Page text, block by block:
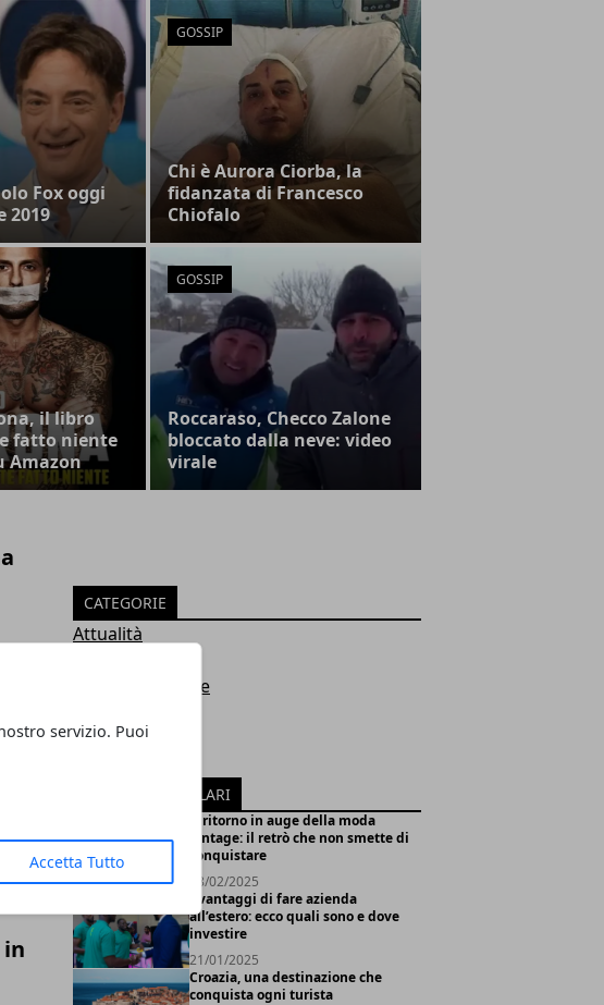
servizio. Puoi
Accetta Tutto
Fox oggi
2019
GOSSIP
Chi è Aurora Ciorba, la
fidanzata di Francesco
Chiofalo
il libro
fatto niente
Amazon
GOSSIP
Roccaraso, Checco Zalone
bloccato dalla neve: video
virale
CATEGORIE
Attualità
Casa e Ambiente
Benessere
ARTICOLI POPOLARI
Il ritorno in auge della moda
vintage: il retrò che non smette di
conquistare
18/02/2025
I vantaggi di fare azienda
all’estero: ecco quali sono e dove
investire
21/01/2025
Croazia, una destinazione che
conquista ogni turista